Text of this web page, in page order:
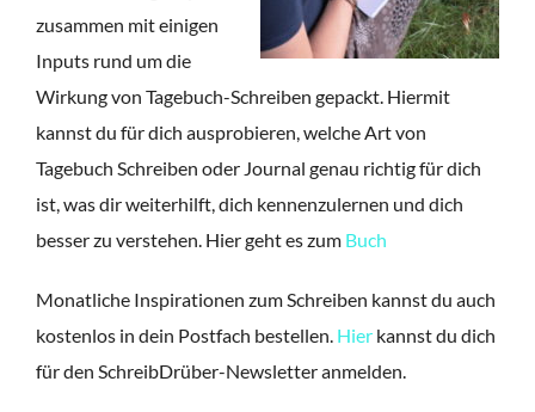
zusammen mit einigen
Inputs rund um die
Wirkung von Tagebuch-Schreiben gepackt. Hiermit
kannst du für dich ausprobieren, welche Art von
Tagebuch Schreiben oder Journal genau richtig für dich
ist, was dir weiterhilft, dich kennenzulernen und dich
besser zu verstehen. Hier geht es zum Buch
Monatliche Inspirationen zum Schreiben kannst du auch
kostenlos in dein Postfach bestellen. Hier kannst du dich
für den SchreibDrüber-Newsletter anmelden.